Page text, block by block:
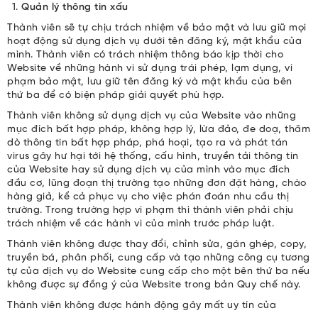
Quản lý thông tin xấu
Thành viên sẽ tự chịu trách nhiệm về bảo mật và lưu giữ mọi
hoạt động sử dụng dịch vụ dưới tên đăng ký, mật khẩu của
mình. Thành viên có trách nhiệm thông báo kịp thời cho
Website về những hành vi sử dụng trái phép, lạm dụng, vi
phạm bảo mật, lưu giữ tên đăng ký và mật khẩu của bên
thứ ba để có biện pháp giải quyết phù hợp.
Thành viên không sử dụng dịch vụ của Website vào những
mục đích bất hợp pháp, không hợp lý, lừa đảo, đe doạ, thăm
dò thông tin bất hợp pháp, phá hoại, tạo ra và phát tán
virus gây hư hại tới hệ thống, cấu hình, truyền tải thông tin
của Website hay sử dụng dịch vụ của mình vào mục đích
đầu cơ, lũng đoạn thị trường tạo những đơn đặt hàng, chào
hàng giả, kể cả phục vụ cho việc phán đoán nhu cầu thị
trường. Trong trường hợp vi phạm thì thành viên phải chịu
trách nhiệm về các hành vi của mình trước pháp luật.
Thành viên không được thay đổi, chỉnh sửa, gán ghép, copy,
truyền bá, phân phối, cung cấp và tạo những công cụ tương
tự của dịch vụ do Website cung cấp cho một bên thứ ba nếu
không được sự đồng ý của Website trong bản Quy chế này.
Thành viên không được hành động gây mất uy tín của